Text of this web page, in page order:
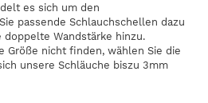
es sich um den
passende Schlauchschellen dazu
doppelte Wandstärke hinzu.
Größe nicht finden, wählen Sie die
unsere Schläuche biszu 3mm